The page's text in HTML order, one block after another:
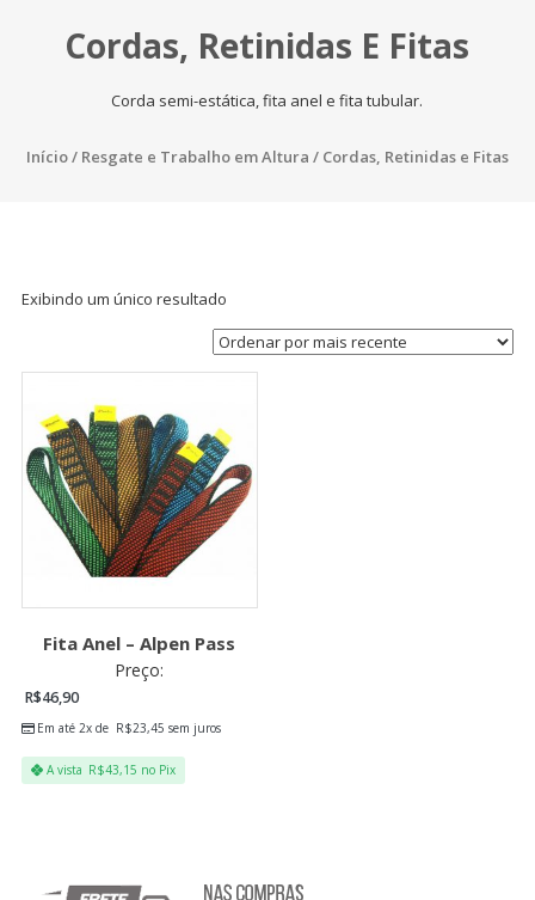
Cordas, Retinidas E Fitas
Corda semi-estática, fita anel e fita tubular.
Início/ Resgate e Trabalho em Altura / Cordas, Retinidas e Fitas
Exibindo um único resultado
Fita Anel – Alpen Pass
Preço:
R$46,90
Em até 2x de R$23,45 sem juros
A vista R$43,15 no Pix